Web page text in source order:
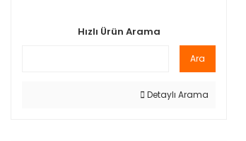
Hızlı Ürün Arama
Ara
Detaylı Arama